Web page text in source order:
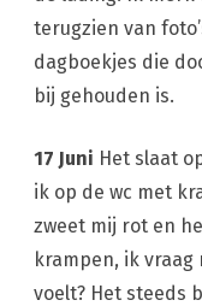
terugzien van
dagboekjes die
bij gehouden is.
17 Juni Het slaat
ik op de wc met
zweet mij rot en
krampen, ik vraag
voelt? Het steeds